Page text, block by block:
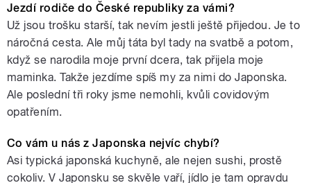
Jezdí rodiče do České republiky za vámi?
Už jsou trošku starší, tak nevím jestli ještě přijedou. Je to
náročná cesta. Ale můj táta byl tady na svatbě a potom,
když se narodila moje první dcera, tak přijela moje
maminka. Takže jezdíme spíš my za nimi do Japonska.
Ale poslední tři roky jsme nemohli, kvůli covidovým
opatřením.
Co vám u nás z Japonska nejvíc chybí?
Asi typická japonská kuchyně, ale nejen sushi, prostě
cokoliv. V Japonsku se skvěle vaří, jídlo je tam opravdu